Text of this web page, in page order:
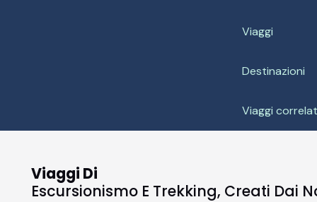
Viaggi
Destinazioni
Viaggi
Viaggi Di
Escursionismo E Trekking, Creati Dai